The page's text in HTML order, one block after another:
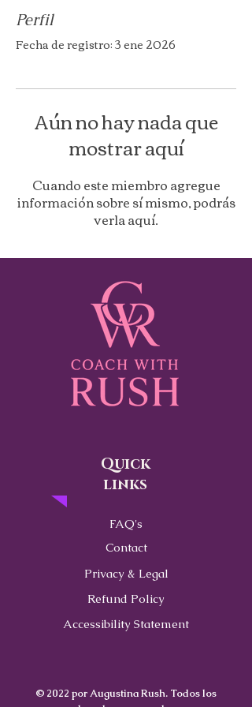
Perfil
Fecha de registro: 3 ene 2026
Aún no hay nada que
mostrar aquí
Cuando este miembro agregue
información sobre sí mismo, podrás
verla aquí.
Quick
links
FAQ's
Contact
Privacy & Legal
Refund Policy
Accessibility Statement
© 2022 por Augustina Rush. Todos los